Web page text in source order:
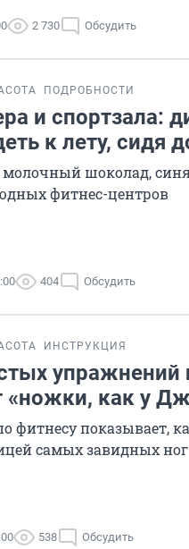
2 730 Обсудить
ПОДРОБНОСТИ
и спортзала:
к лету, сидя
шоколад,
фитнес-центров
404 Обсудить
ИНСТРУКЦИЯ
упражнений
«ножки, как у
фитнесу показывает,
самых завидных ног
538 Обсудить